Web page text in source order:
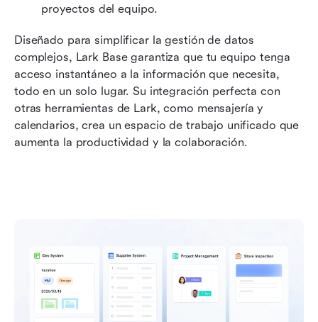
proyectos del equipo.
Diseñado para simplificar la gestión de datos
complejos, Lark Base garantiza que tu equipo tenga
acceso instantáneo a la información que necesita,
todo en un solo lugar. Su integración perfecta con
otras herramientas de Lark, como mensajería y
calendarios, crea un espacio de trabajo unificado que
aumenta la productividad y la colaboración.